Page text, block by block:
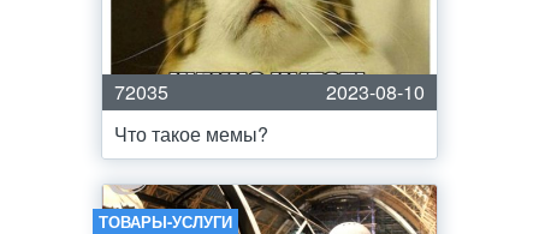
72035
2023-08-10
Что такое мемы?
ТОВАРЫ-УСЛУГИ